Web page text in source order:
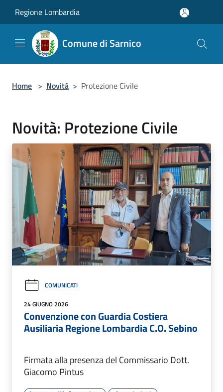
Regione Lombardia
Comune di Sarnico
Home > Novità > Protezione Civile
Novità: Protezione Civile
COMUNICATI
24 GIUGNO 2026
Convenzione con Guardia Costiera
Ausiliaria Regione Lombardia C.O. Sebino
Firmata alla presenza del Commissario Dott.
Giacomo Pintus